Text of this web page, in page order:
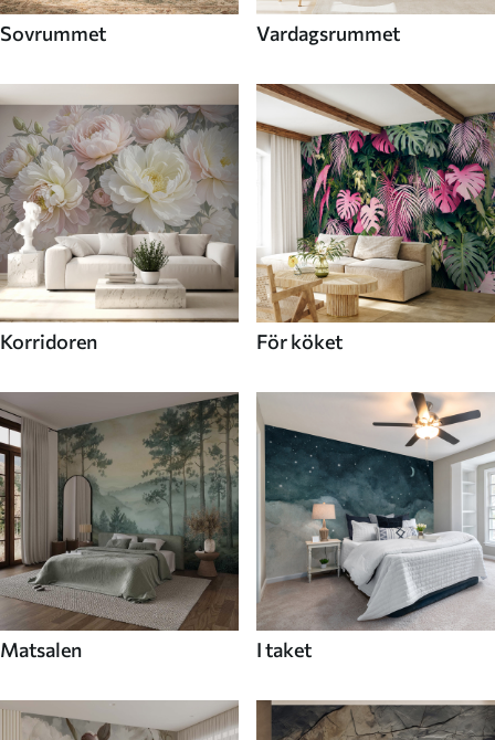
Sovrummet Vardagsrummet
Korridoren För köket
Matsalen I taket